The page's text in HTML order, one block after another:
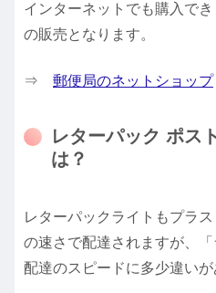
インターネットでも購入で
の販売となります。
⇒ 郵便局のネットショップ
レターパック ポス
は？
レターパックライトもプラ
の速さで配達されますが、
配達のスピードに多少違いが